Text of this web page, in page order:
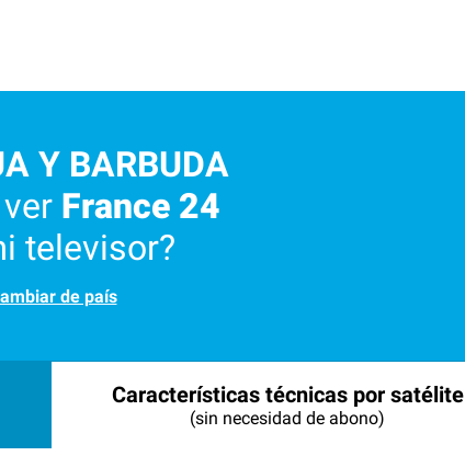
Y BARBUDA
France 24
televisor?
de país
Características técnicas por satélite
(sin necesidad de abono)